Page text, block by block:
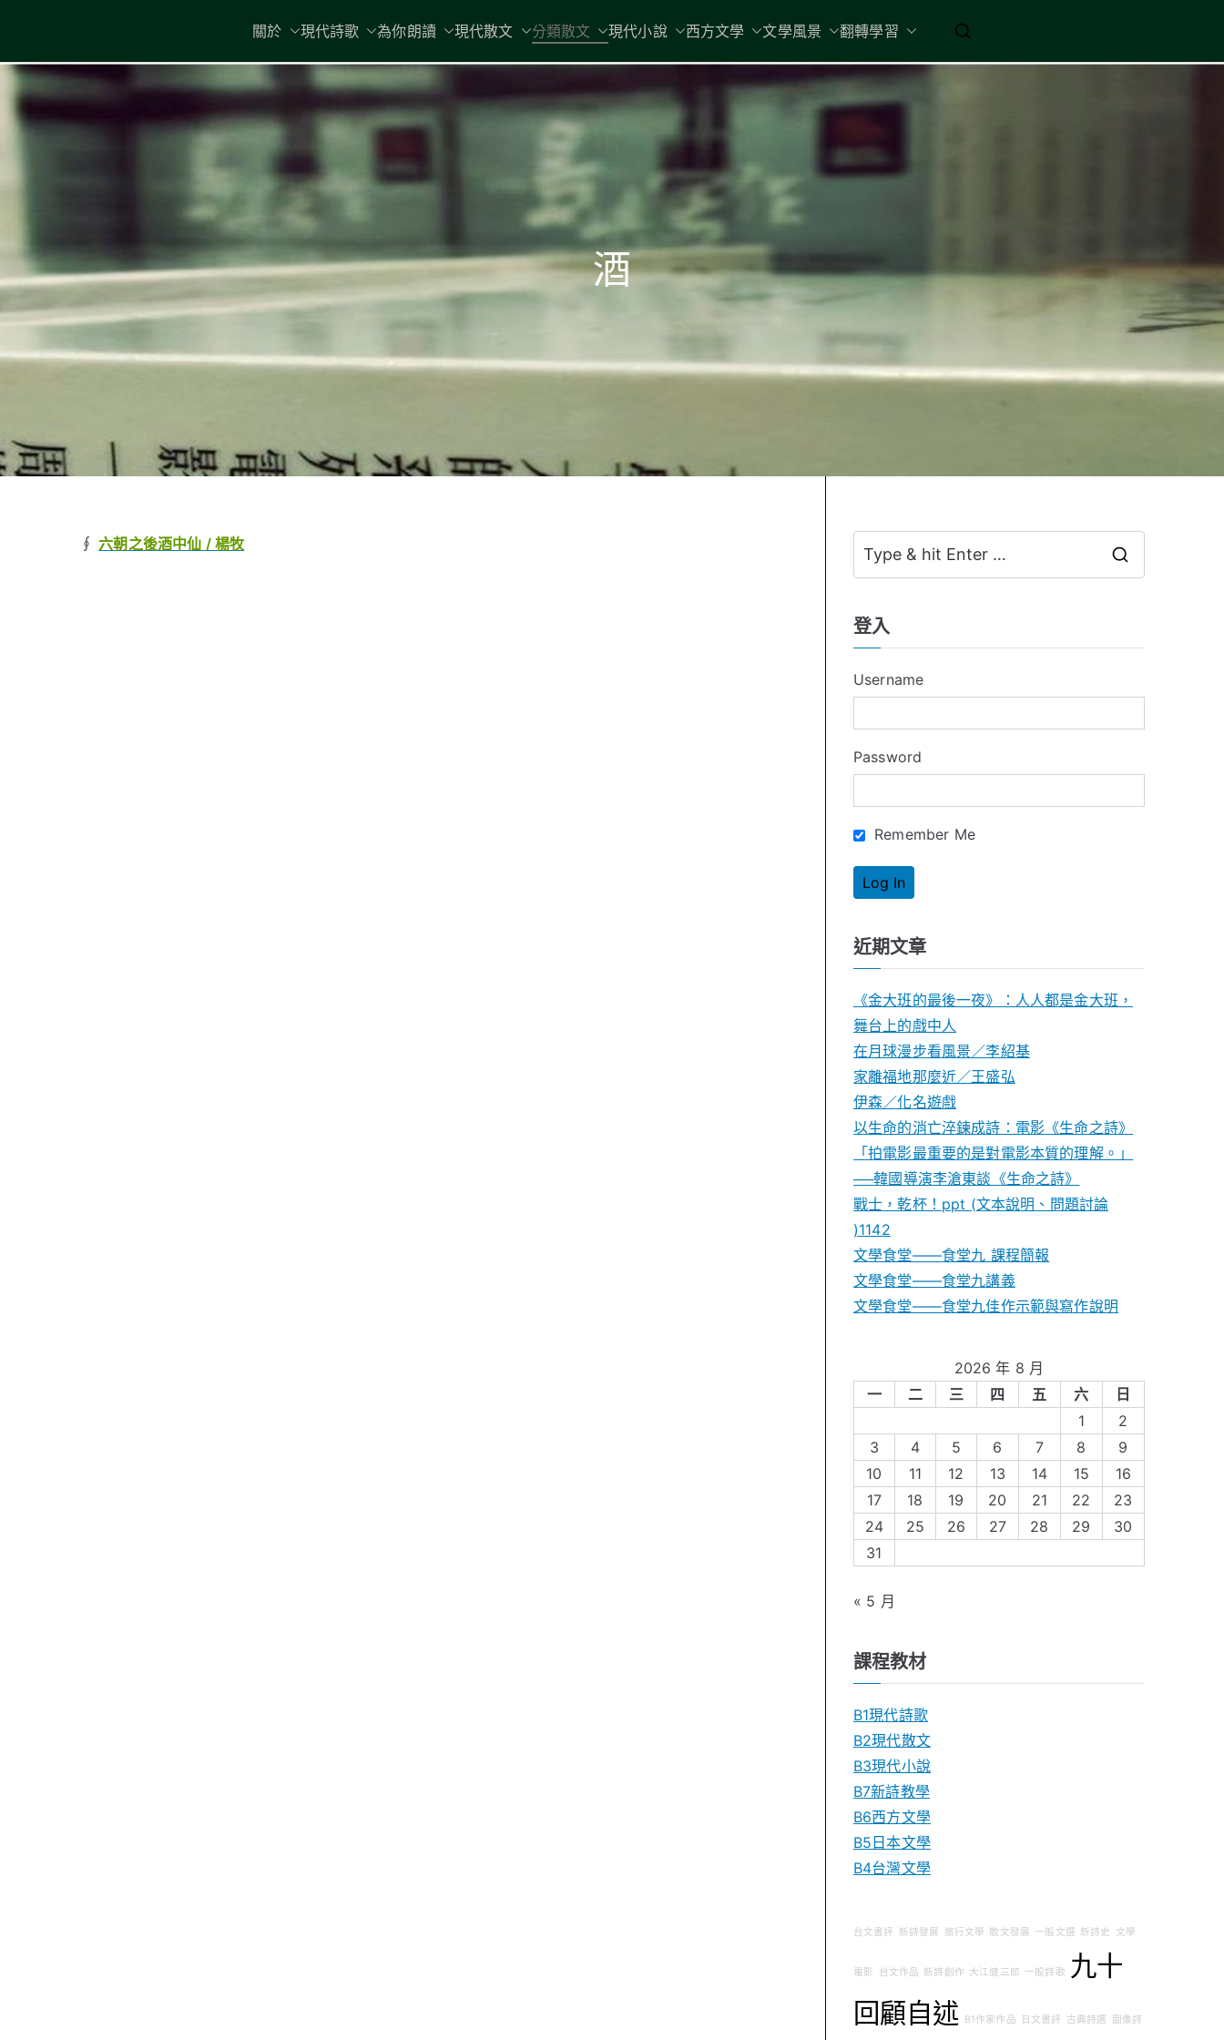
content
現代文學
地球小如鴿卵，/ 我輕輕地將它拾起 / 納入胸懷
關於 現代詩歌 為你朗讀 現代散文 分類散文 現代小說 西方文學 文學風景 翻轉學習
酒
∮ 六朝之後酒中仙 / 楊牧
h
r
登入
Username
Password
Remember Me
近期文章
《金大班的最後一夜》：人人都是金大班，
舞台上的戲中人
在月球漫步看風景／李紹基
家離福地那麼近／王盛弘
伊森／化名遊戲
以生命的消亡淬鍊成詩：電影《生命之詩》
「拍電影最重要的是對電影本質的理解。」
──韓國導演李滄東談《生命之詩》
戰士，乾杯！ppt (文本說明、問題討論
)1142
文學食堂——食堂九 課程簡報
文學食堂――食堂九講義
文學食堂——食堂九佳作示範與寫作說明
2026 年 8 月
一
二 三 四 五 六
日
1
2
3
4 5 6 7 8
9
10
11 12 13 14 15
16
17
18 19 20 21 22
23
24
25 26 27 28 29
30
31
« 5 月
課程教材
B1現代詩歌
B2現代散文
B3現代小說
B7新詩教學
B6西方文學
B5日本文學
B4台灣文學
台文書評 新詩發展 旅行文學 散文發展 一般文選 新詩史 文學
電影 台文作品 新詩創作 大江健三郎 一般詩歌
九十
回顧自述
B1作家作品 日文書評 古典詩選 圖像詩